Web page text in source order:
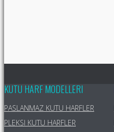
KUTU HARF MODELLERI
PASLANMAZ KUTU HARFLER
PLEKSI KUTU HARFLER